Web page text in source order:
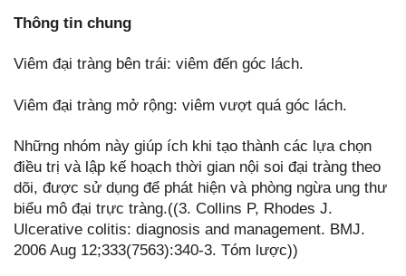
Thông tin chung
Viêm đại tràng bên trái: viêm đến góc lách.
Viêm đại tràng mở rộng: viêm vượt quá góc lách.
Những nhóm này giúp ích khi tạo thành các lựa chọn
điều trị và lập kế hoạch thời gian nội soi đại tràng theo
dõi, được sử dụng để phát hiện và phòng ngừa ung thư
biểu mô đại trực tràng.((3. Collins P, Rhodes J.
Ulcerative colitis: diagnosis and management. BMJ.
2006 Aug 12;333(7563):340-3. Tóm lược))